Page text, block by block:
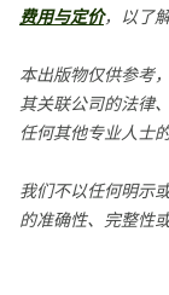
费用与定价，以了
本出版物仅供参考
其关联公司的法律
任何其他专业人士的
我们不以任何明示
的准确性、完整性